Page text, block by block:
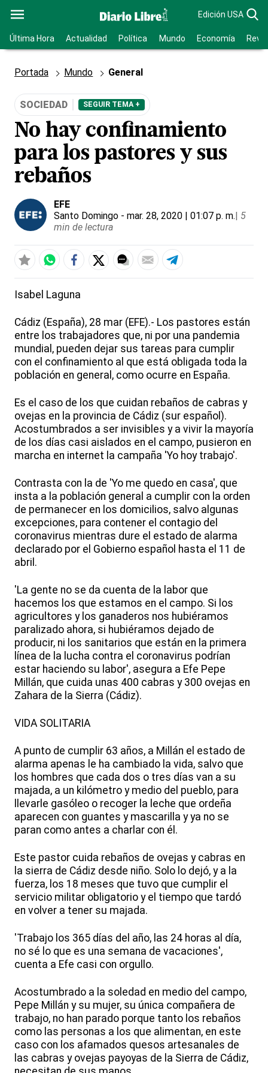
Edición USA
Última Hora Actualidad Política Mundo Economía
Portada Mundo General
SOCIEDAD SEGUIR TEMA +
No hay confinamiento
para los pastores y sus
rebaños
EFE
Santo Domingo - mar. 28, 2020 | 01:07 p. m.| 5
min de lectura
Isabel Laguna
Cádiz (España), 28 mar (EFE).- Los pastores están
entre los trabajadores que, ni por una pandemia
mundial, pueden dejar sus tareas para cumplir
con el confinamiento al que está obligada toda la
población en general, como ocurre en España.
Es el caso de los que cuidan rebaños de cabras y
ovejas en la provincia de Cádiz (sur español).
Acostumbrados a ser invisibles y a vivir la mayoría
de los días casi aislados en el campo, pusieron en
marcha en internet la campaña 'Yo hoy trabajo'.
Contrasta con la de 'Yo me quedo en casa', que
insta a la población general a cumplir con la orden
de permanecer en los domicilios, salvo algunas
excepciones, para contener el contagio del
coronavirus mientras dure el estado de alarma
declarado por el Gobierno español hasta el 11 de
abril.
'La gente no se da cuenta de la labor que
hacemos los que estamos en el campo. Si los
agricultores y los ganaderos nos hubiéramos
paralizado ahora, si hubiéramos dejado de
producir, ni los sanitarios que están en la primera
línea de la lucha contra el coronavirus podrían
estar haciendo su labor', asegura a Efe Pepe
Millán, que cuida unas 400 cabras y 300 ovejas en
Zahara de la Sierra (Cádiz).
VIDA SOLITARIA
A punto de cumplir 63 años, a Millán el estado de
alarma apenas le ha cambiado la vida, salvo que
los hombres que cada dos o tres días van a su
majada, a un kilómetro y medio del pueblo, para
llevarle gasóleo o recoger la leche que ordeña
aparecen con guantes y mascarilla y ya no se
paran como antes a charlar con él.
Este pastor cuida rebaños de ovejas y cabras en
la sierra de Cádiz desde niño. Solo lo dejó, y a la
fuerza, los 18 meses que tuvo que cumplir el
servicio militar obligatorio y el tiempo que tardó
en volver a tener su majada.
'Trabajo los 365 días del año, las 24 horas al día,
no sé lo que es una semana de vacaciones',
cuenta a Efe casi con orgullo.
Acostumbrado a la soledad en medio del campo,
Pepe Millán y su mujer, su única compañera de
trabajo, no han parado porque tanto los rebaños
como las personas a los que alimentan, en este
caso con los afamados quesos artesanales de
las cabras y ovejas payoyas de la Sierra de Cádiz,